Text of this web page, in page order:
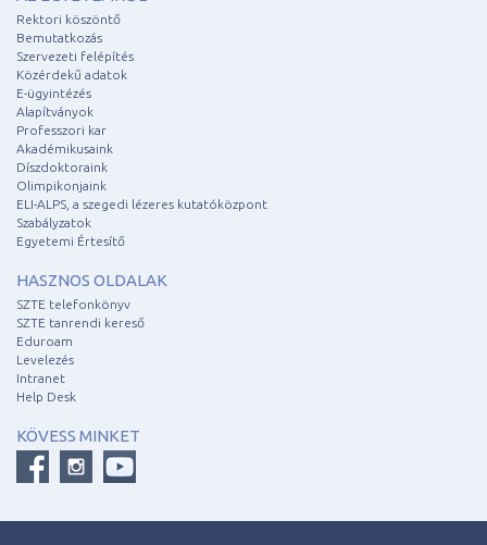
Rektori köszöntő
Bemutatkozás
Szervezeti felépítés
Közérdekű adatok
E-ügyintézés
Alapítványok
Professzori kar
Akadémikusaink
Díszdoktoraink
Olimpikonjaink
ELI-ALPS, a szegedi lézeres kutatóközpont
Szabályzatok
Egyetemi Értesítő
HASZNOS OLDALAK
SZTE telefonkönyv
SZTE tanrendi kereső
Eduroam
Levelezés
Intranet
Help Desk
KÖVESS MINKET